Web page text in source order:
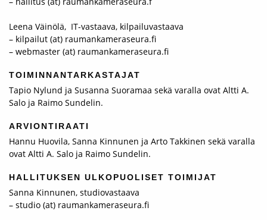
Leena Väinölä, IT-vastaava, kilpailuvastaava
– kilpailut (at) raumankameraseura.fi
– webmaster (at) raumankameraseura.fi
TOIMINNANTARKASTAJAT
Tapio Nylund ja Susanna Suoramaa sekä varalla ovat Altti A.
Salo ja Raimo Sundelin.
ARVIONTIRAATI
Hannu Huovila, Sanna Kinnunen ja Arto Takkinen sekä varalla
ovat Altti A. Salo ja Raimo Sundelin.
HALLITUKSEN ULKOPUOLISET TOIMIJAT
Sanna Kinnunen, studiovastaava
– studio (at) raumankameraseura.fi